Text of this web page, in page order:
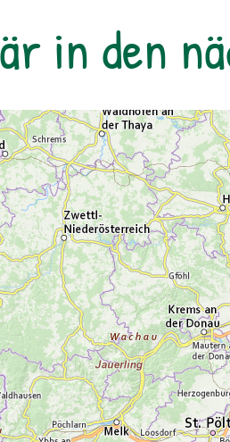
lassen Sie sich von
Laurentius', wie die
im Volksmund
der
Wissenswertes über
Planeten. Treffpunkt: Parkplatz Ruine Kaja,
Merkersdorf Dauer:
Erwachsene € 14,- Anmeldung bis 15.00 Uhr
des Vortages.
Wanderschuhen
in den